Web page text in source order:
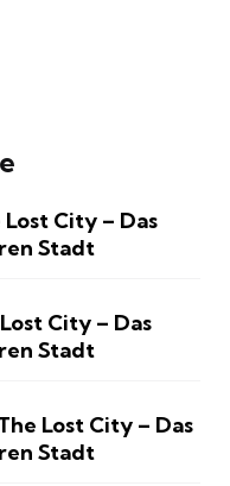
City – Das
Stadt
City – Das
Stadt
Lost City – Das
Stadt